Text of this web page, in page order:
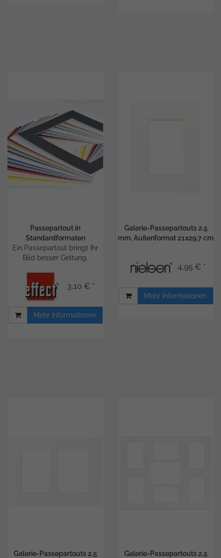
Passepartout in
Standardformaten
Ein Passepartout bringt Ihr
Bild besser Geltung.
3,10 € *
Mehr Informationen
Galerie-Passepartouts 2,5
mm, Außenformat 21x29,7 cm
4,95 € *
Mehr Informationen
Galerie-Passepartouts 2,5
Galerie-Passepartouts 2,5